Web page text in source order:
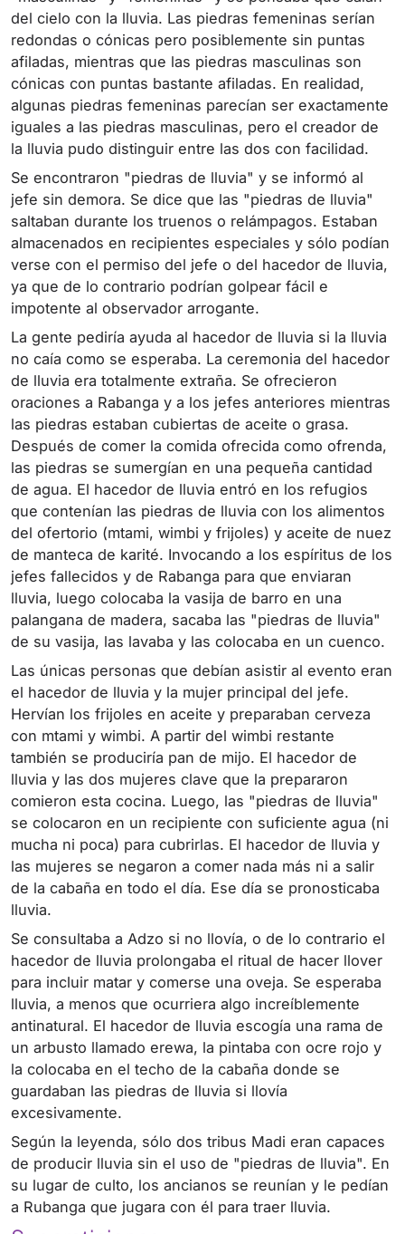
del cielo con la lluvia. Las piedras femeninas serían
redondas o cónicas pero posiblemente sin puntas
afiladas, mientras que las piedras masculinas son
cónicas con puntas bastante afiladas. En realidad,
algunas piedras femeninas parecían ser exactamente
iguales a las piedras masculinas, pero el creador de
la lluvia pudo distinguir entre las dos con facilidad.
Se encontraron "piedras de lluvia" y se informó al
jefe sin demora. Se dice que las "piedras de lluvia"
saltaban durante los truenos o relámpagos. Estaban
almacenados en recipientes especiales y sólo podían
verse con el permiso del jefe o del hacedor de lluvia,
ya que de lo contrario podrían golpear fácil e
impotente al observador arrogante.
La gente pediría ayuda al hacedor de lluvia si la lluvia
no caía como se esperaba. La ceremonia del hacedor
de lluvia era totalmente extraña. Se ofrecieron
oraciones a Rabanga y a los jefes anteriores mientras
las piedras estaban cubiertas de aceite o grasa.
Después de comer la comida ofrecida como ofrenda,
las piedras se sumergían en una pequeña cantidad
de agua. El hacedor de lluvia entró en los refugios
que contenían las piedras de lluvia con los alimentos
del ofertorio (mtami, wimbi y frijoles) y aceite de nuez
de manteca de karité. Invocando a los espíritus de los
jefes fallecidos y de Rabanga para que enviaran
lluvia, luego colocaba la vasija de barro en una
palangana de madera, sacaba las "piedras de lluvia"
de su vasija, las lavaba y las colocaba en un cuenco.
Las únicas personas que debían asistir al evento eran
el hacedor de lluvia y la mujer principal del jefe.
Hervían los frijoles en aceite y preparaban cerveza
con mtami y wimbi. A partir del wimbi restante
también se produciría pan de mijo. El hacedor de
lluvia y las dos mujeres clave que la prepararon
comieron esta cocina. Luego, las "piedras de lluvia"
se colocaron en un recipiente con suficiente agua (ni
mucha ni poca) para cubrirlas. El hacedor de lluvia y
las mujeres se negaron a comer nada más ni a salir
de la cabaña en todo el día. Ese día se pronosticaba
lluvia.
Se consultaba a Adzo si no llovía, o de lo contrario el
hacedor de lluvia prolongaba el ritual de hacer llover
para incluir matar y comerse una oveja. Se esperaba
lluvia, a menos que ocurriera algo increíblemente
antinatural. El hacedor de lluvia escogía una rama de
un arbusto llamado erewa, la pintaba con ocre rojo y
la colocaba en el techo de la cabaña donde se
guardaban las piedras de lluvia si llovía
excesivamente.
Según la leyenda, sólo dos tribus Madi eran capaces
de producir lluvia sin el uso de "piedras de lluvia". En
su lugar de culto, los ancianos se reunían y le pedían
a Rubanga que jugara con él para traer lluvia.